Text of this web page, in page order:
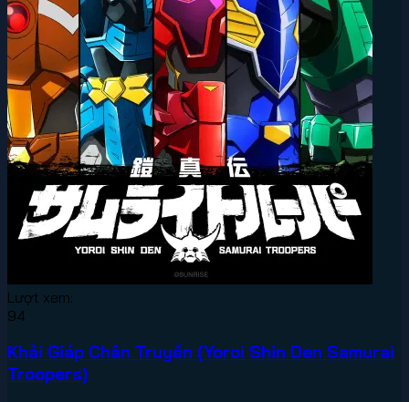
Lượt xem:
94
Khải Giáp Chân Truyền (Yoroi Shin Den Samurai
Troopers)